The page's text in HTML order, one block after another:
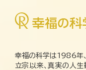
幸福の科学は1986年
立宗以来、真実の人生